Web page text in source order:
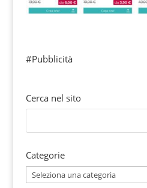
#Pubblicità
Cerca nel sito
Categorie
Categorie